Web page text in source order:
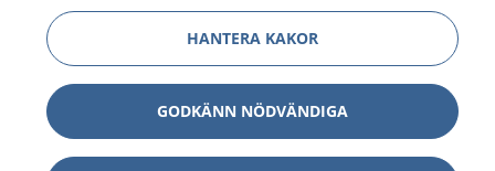
HANTERA KAKOR
GODKÄNN NÖDVÄNDIGA